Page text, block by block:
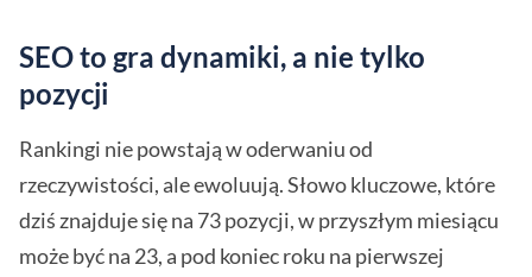
SEO to gra dynamiki, a nie tylko
pozycji
Rankingi nie powstają w oderwaniu od
rzeczywistości, ale ewoluują. Słowo kluczowe, które
dziś znajduje się na 73 pozycji, w przyszłym miesiącu
może być na 23, a pod koniec roku na pierwszej